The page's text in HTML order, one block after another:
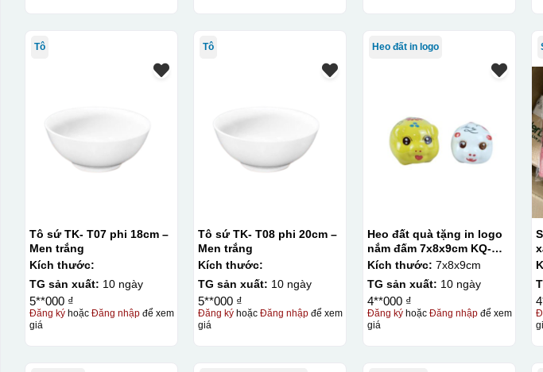
Tô
Tô sứ TK- T07 phi 18cm –
Men trắng
Kích thước:
TG sản xuất: 10 ngày
5**000 ₫
Đăng kýhoặc Đăng nhậpđể xem
giá
Tô
Tô sứ TK- T08 phi 20cm –
Men trắng
Kích thước:
TG sản xuất: 10 ngày
5**000 ₫
Đăng ký hoặcĐăng nhập để xem
giá
Heo đất in logo
Heo đất quà tặng in logo
nắm đấm 7x8x9cm KQ-
HĐ02
Kích thước: 7x8x9cm
TG sản xuất: 10 ngày
4**000 ₫
Đăng kýhoặc Đăng nhậpđể xem
giá